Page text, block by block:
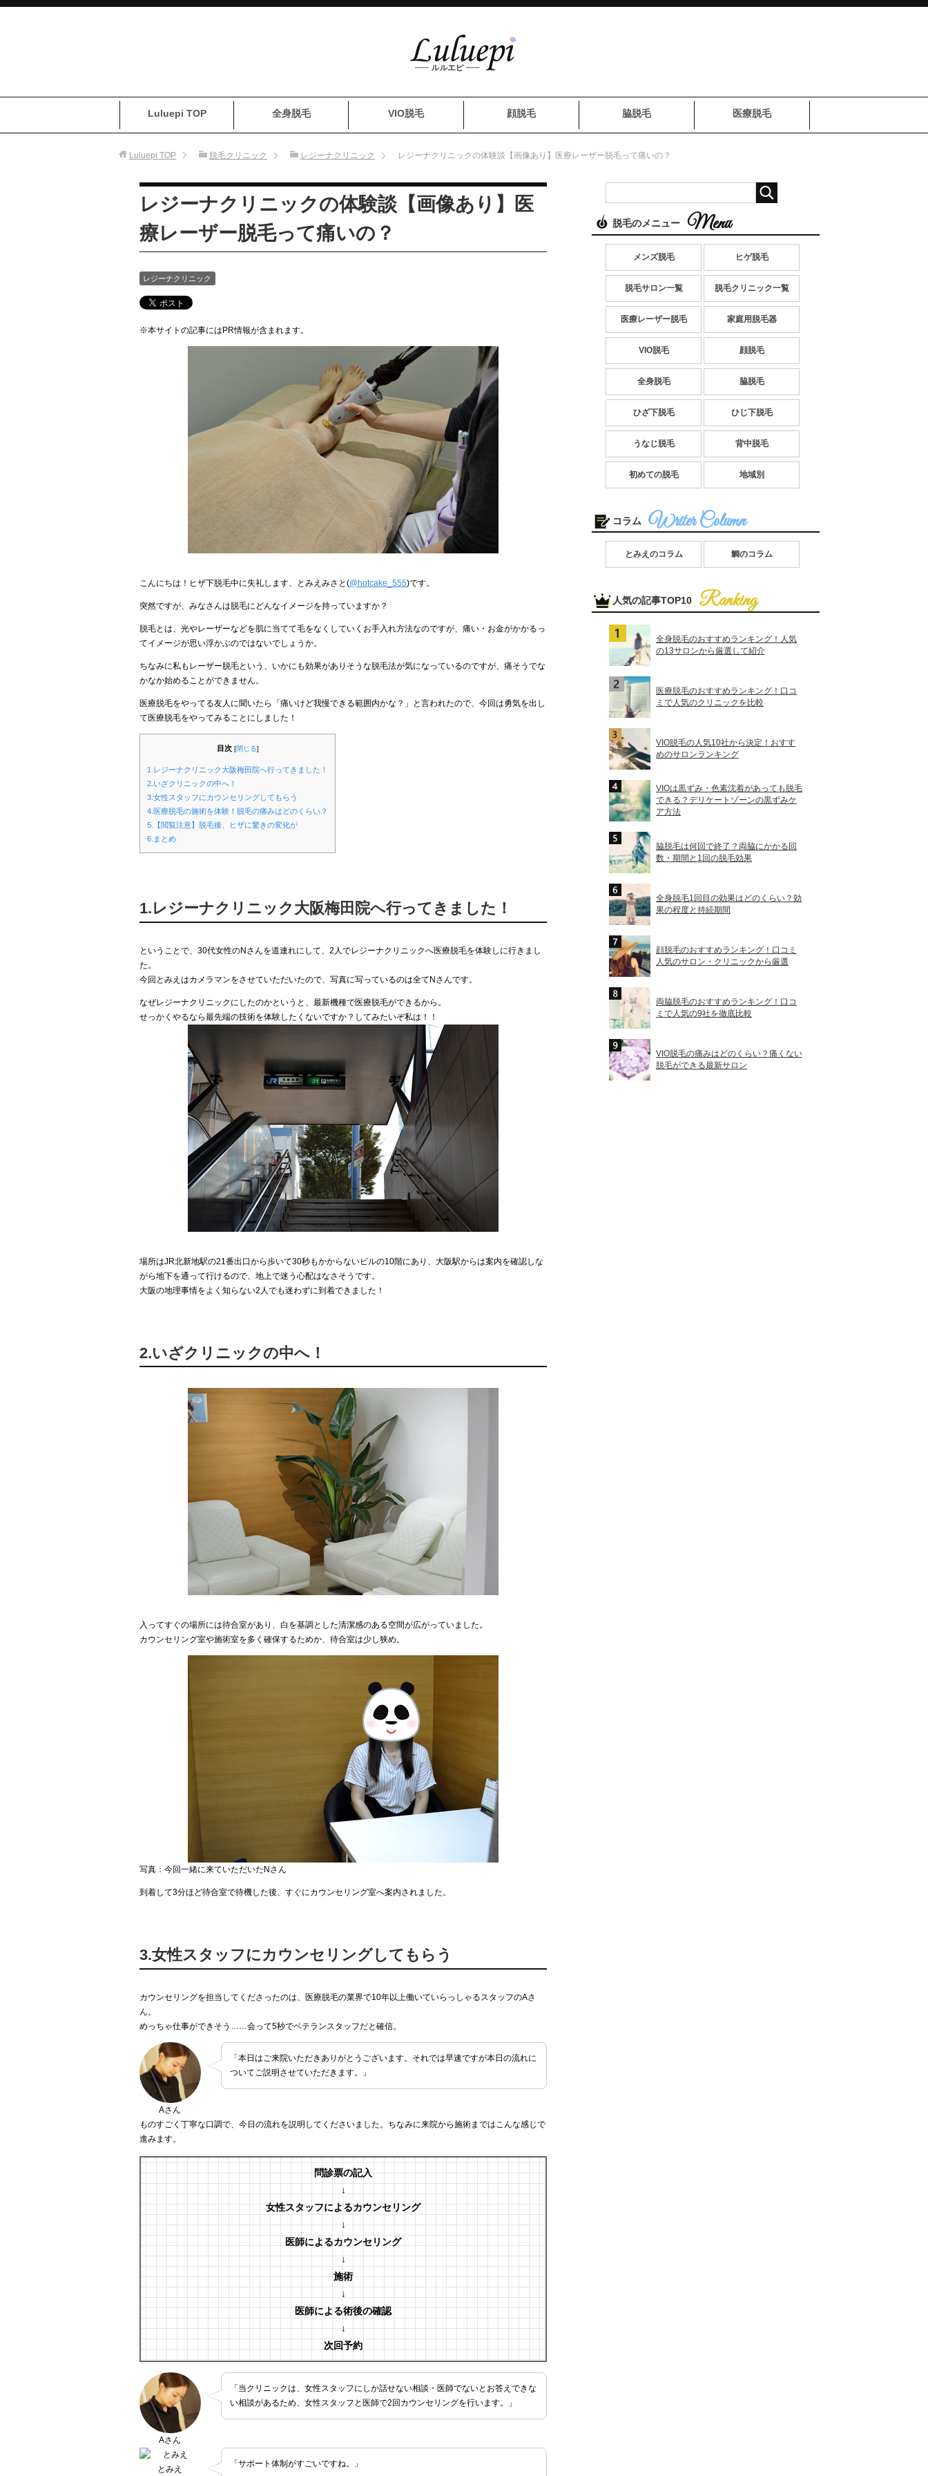
Luluepi TOP 全身脱毛 VIO脱毛 顔脱毛 脇脱毛 医療脱毛
Luluepi TOP 脱毛クリニック レジーナクリニック レジーナクリニックの体験談【画像あり】医療レーザー脱毛って痛いの？
レジーナクリニックの体験談【画像あり】医
療レーザー脱毛って痛いの？
レジーナクリニック
※本サイトの記事にはPR情報が含まれます。
こんにちは！ヒザ下脱毛中に失礼します、とみえみさと(@hotcake_555)です。
突然ですが、みなさんは脱毛にどんなイメージを持っていますか？
脱毛とは、光やレーザーなどを肌に当てて毛をなくしていくお手入れ方法なのですが、痛い・お金がかかるっ
てイメージが思い浮かぶのではないでしょうか。
ちなみに私もレーザー脱毛という、いかにも効果がありそうな脱毛法が気になっているのですが、痛そうでな
かなか始めることができません。
医療脱毛をやってる友人に聞いたら「痛いけど我慢できる範囲内かな？」と言われたので、今回は勇気を出し
て医療脱毛をやってみることにしました！
目次 [閉じる]
1.レジーナクリニック大阪梅田院へ行ってきました！
2.いざクリニックの中へ！
3.女性スタッフにカウンセリングしてもらう
4.医療脱毛の施術を体験！脱毛の痛みはどのくらい？
5.【閲覧注意】脱毛後、ヒザに驚きの変化が
6.まとめ
1.レジーナクリニック大阪梅田院へ行ってきました！
ということで、30代女性のNさんを道連れにして、2人でレジーナクリニックへ医療脱毛を体験しに行きまし
た。
今回とみえはカメラマンをさせていただいたので、写真に写っているのは全てNさんです。
なぜレジーナクリニックにしたのかというと、最新機種で医療脱毛ができるから。
せっかくやるなら最先端の技術を体験したくないですか？してみたいぞ私は！！
場所はJR北新地駅の21番出口から歩いて30秒もかからないビルの10階にあり、大阪駅からは案内を確認しな
がら地下を通って行けるので、地上で迷う心配はなさそうです。
大阪の地理事情をよく知らない2人でも迷わずに到着できました！
2.いざクリニックの中へ！
入ってすぐの場所には待合室があり、白を基調とした清潔感のある空間が広がっていました。
カウンセリング室や施術室を多く確保するためか、待合室は少し狭め。
写真：今回一緒に来ていただいたNさん
到着して3分ほど待合室で待機した後、すぐにカウンセリング室へ案内されました。
3.女性スタッフにカウンセリングしてもらう
カウンセリングを担当してくださったのは、医療脱毛の業界で10年以上働いていらっしゃるスタッフのAさ
ん。
めっちゃ仕事ができそう……会って5秒でベテランスタッフだと確信。
Aさん
「本日はご来院いただきありがとうございます。それでは早速ですが本日の流れに
ついてご説明させていただきます。」
ものすごく丁寧な口調で、今日の流れを説明してくださいました。ちなみに来院から施術まではこんな感じで
進みます。
問診票の記入
↓
女性スタッフによるカウンセリング
↓
医師によるカウンセリング
↓
施術
↓
医師による術後の確認
↓
次回予約
Aさん
「当クリニックは、女性スタッフにしか話せない相談・医師でないとお答えできな
い相談があるため、女性スタッフと医師で2回カウンセリングを行います。」
とみえ
「サポート体制がすごいですね。」
脱毛のメニュー
メンズ脱毛 ヒゲ脱毛
脱毛サロン一覧 脱毛クリニック一覧
医療レーザー脱毛 家庭用脱毛器
VIO脱毛 顔脱毛
全身脱毛 脇脱毛
ひざ下脱毛 ひじ下脱毛
うなじ脱毛 背中脱毛
初めての脱毛 地域別
コラム
とみえのコラム 鯛のコラム
人気の記事TOP10
全身脱毛のおすすめランキング！人気
の13サロンから厳選して紹介
医療脱毛のおすすめランキング！口コ
ミで人気のクリニックを比較
VIO脱毛の人気10社から決定！おすす
めのサロンランキング
VIOは黒ずみ・色素沈着があっても脱毛
できる？デリケートゾーンの黒ずみケ
ア方法
脇脱毛は何回で終了？両脇にかかる回
数・期間と1回の脱毛効果
全身脱毛1回目の効果はどのくらい？効
果の程度と持続期間
顔脱毛のおすすめランキング！口コミ
人気のサロン・クリニックから厳選
両脇脱毛のおすすめランキング！口コ
ミで人気の9社を徹底比較
VIO脱毛の痛みはどのくらい？痛くない
脱毛ができる最新サロン